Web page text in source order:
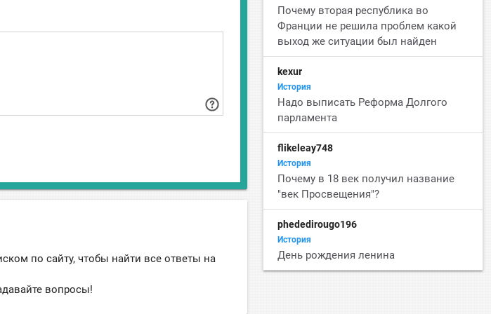
по сайту, чтобы найти все ответы на
вопросы!
Почему вторая республика во
Франции не решила проблем какой
выход же ситуации был найден
kexur
История
Надо выписать Реформа Долгого
парламента
flikeleay748
История
Почему в 18 век получил название
"век Просвещения"?
phededirougo196
История
День рождения ленина